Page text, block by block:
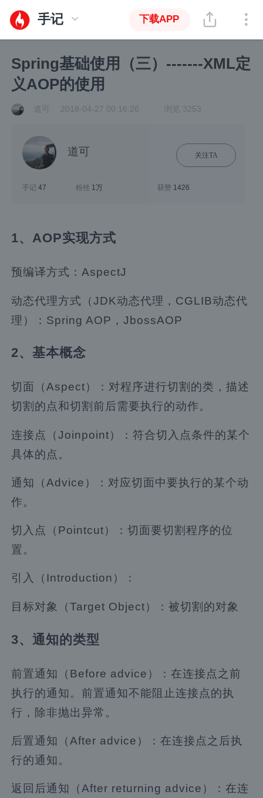
手记 下载APP
Spring基础使用（三）-------XML定
义AOP的使用
道可 2018-04-27 00:16:26 浏览 3253
道可 关注TA
手记47 粉丝 1万 获赞 1426
1、AOP实现方式
预编译方式：AspectJ
动态代理方式（JDK动态代理，CGLIB动态代
理）：Spring AOP，JbossAOP
2、基本概念
切面（Aspect）：对程序进行切割的类，描述
切割的点和切割前后需要执行的动作。
连接点（Joinpoint）：符合切入点条件的某个
具体的点。
通知（Advice）：对应切面中要执行的某个动
作。
切入点（Pointcut）：切面要切割程序的位
置。
引入（Introduction）：
目标对象（Target Object）：被切割的对象
3、通知的类型
前置通知（Before advice）：在连接点之前
执行的通知。前置通知不能阻止连接点的执
行，除非抛出异常。
后置通知（After advice）：在连接点之后执
行的通知。
返回后通知（After returning advice）：在连